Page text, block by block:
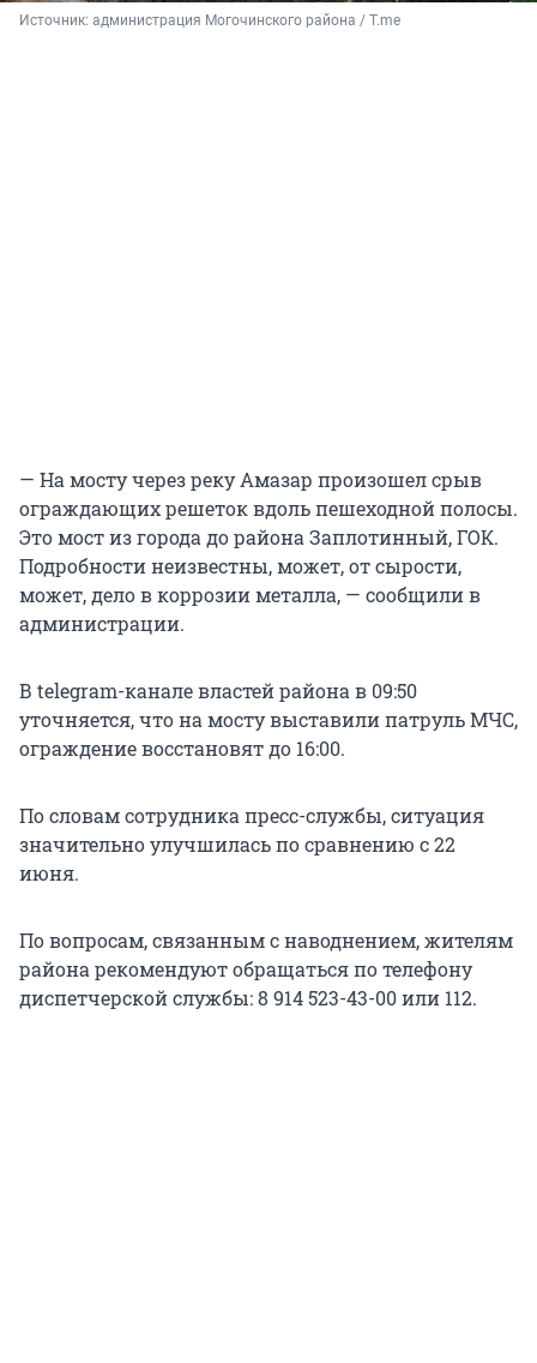
Источник: администрация Могочинского района / T.me
— На мосту через реку Амазар произошел срыв
ограждающих решеток вдоль пешеходной полосы.
Это мост из города до района Заплотинный, ГОК.
Подробности неизвестны, может, от сырости,
может, дело в коррозии металла, — сообщили в
администрации.
В telegram-канале властей района в 09:50
уточняется, что на мосту выставили патруль МЧС,
ограждение восстановят до 16:00.
По словам сотрудника пресс-службы, ситуация
значительно улучшилась по сравнению с 22
июня.
По вопросам, связанным с наводнением, жителям
района рекомендуют обращаться по телефону
диспетчерской службы: 8 914 523-43-00 или 112.